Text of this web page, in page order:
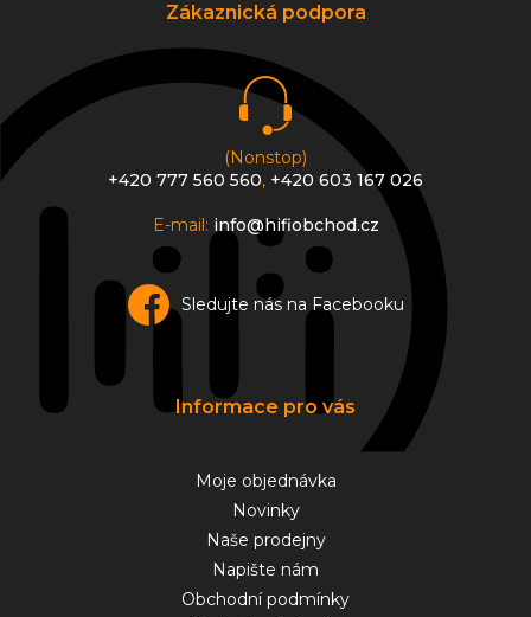
Zákaznická podpora
(Nonstop)
+420 777 560 560, +420 603 167 026
E-mail: info@hifiobchod.cz
Sledujte nás na Facebooku
Informace pro vás
Moje objednávka
Novinky
Naše prodejny
Napište nám
Obchodní podmínky